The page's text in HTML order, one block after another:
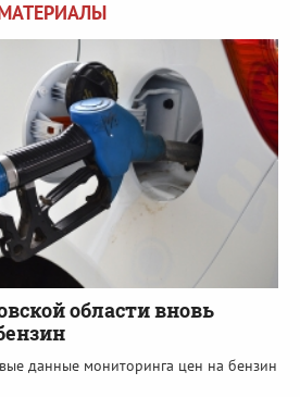
области вновь
данные мониторинга цен на бензин